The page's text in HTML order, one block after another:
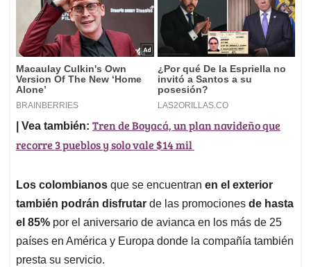
| Vea también: Tren de Boyacá, un plan navideño que
recorre 3 pueblos y solo vale $14 mil
Los colombianos que se encuentran en el exterior
también podrán disfrutar de las promociones de hasta
el 85% por el aniversario de avianca en los más de 25
países en América y Europa donde la compañía también
presta su servicio.